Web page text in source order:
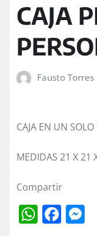
CAJA
Fausto Torres
CAJA EN UN
MEDIDAS 21 X 21
Compartir
W F